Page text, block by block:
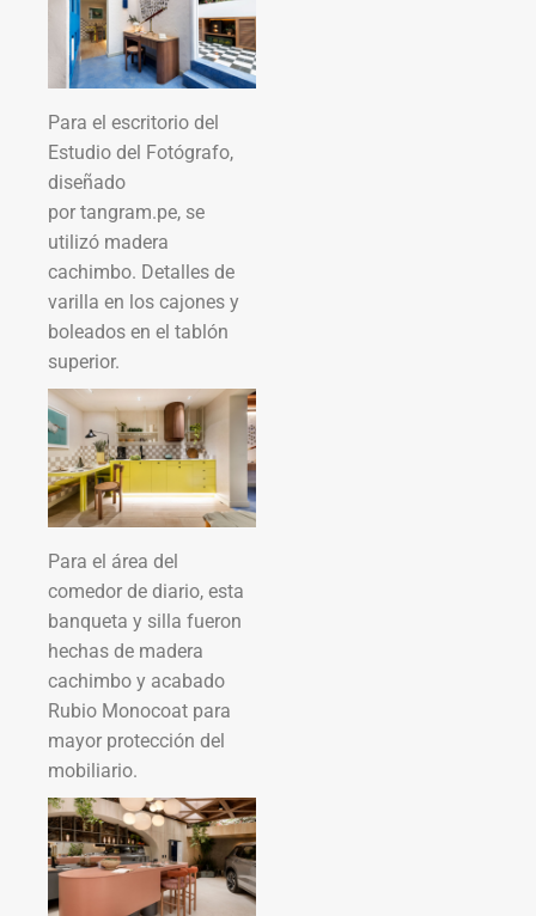
Para el escritorio del
Estudio del Fotógrafo,
diseñado
por tangram.pe, se
utilizó madera
cachimbo. Detalles de
varilla en los cajones y
boleados en el tablón
superior.
Para el área del
comedor de diario, esta
banqueta y silla fueron
hechas de madera
cachimbo y acabado
Rubio Monocoat para
mayor protección del
mobiliario.